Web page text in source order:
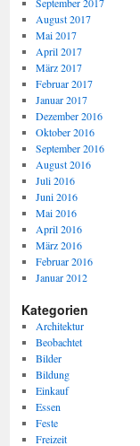
August 2017
Mai 2017
April 2017
März 2017
Februar 2017
Januar 2017
Dezember 2016
Oktober 2016
September 2016
August 2016
Juli 2016
Juni 2016
Mai 2016
April 2016
März 2016
Februar 2016
Januar 2012
Kategorien
Architektur
Beobachtet
Bilder
Bildung
Einkauf
Essen
Feste
Freizeit